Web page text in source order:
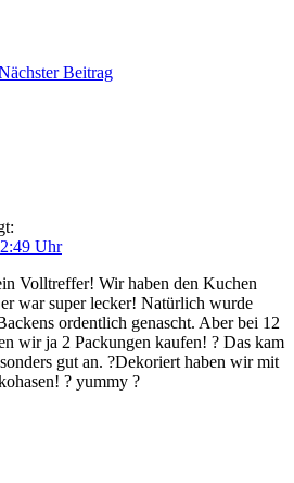
Beitrag
Uhr
Voll­tref­fer! Wir haben den Kuchen
war super lecker! Natür­lich wur­de
ordent­lich genascht. Aber bei 12
wir ja 2 Packun­gen kau­fen! ? Das kam
gut an. ?Deko­riert haben wir mit
? yummy ?